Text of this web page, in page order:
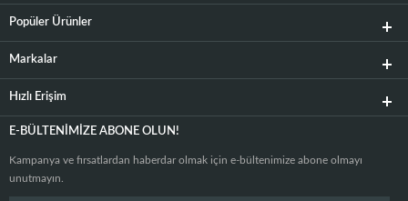
Popüler Ürünler
Markalar
Hızlı Erişim
E-BÜLTENIMIZE ABONE OLUN!
Kampanya ve fırsatlardan haberdar olmak için e-bültenimize abone olmayı
unutmayın.